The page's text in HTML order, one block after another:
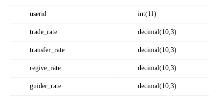
userid int(11)
trade_rate decimal(10,3)
transfer_rate decimal(10,3)
regive_rate decimal(10,3)
guider_rate decimal(10,3)